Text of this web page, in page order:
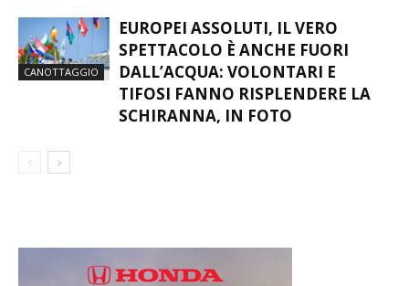
CANOTTAGGIO
EUROPEI ASSOLUTI, IL VERO
SPETTACOLO È ANCHE FUORI
DALL’ACQUA: VOLONTARI E
TIFOSI FANNO RISPLENDERE LA
SCHIRANNA, IN FOTO